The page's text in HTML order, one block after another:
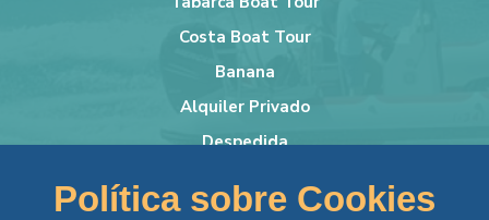
Política sobre Cookies
Costa Boat Tour
Banana
Alquiler Privado
Despedida
Lancha